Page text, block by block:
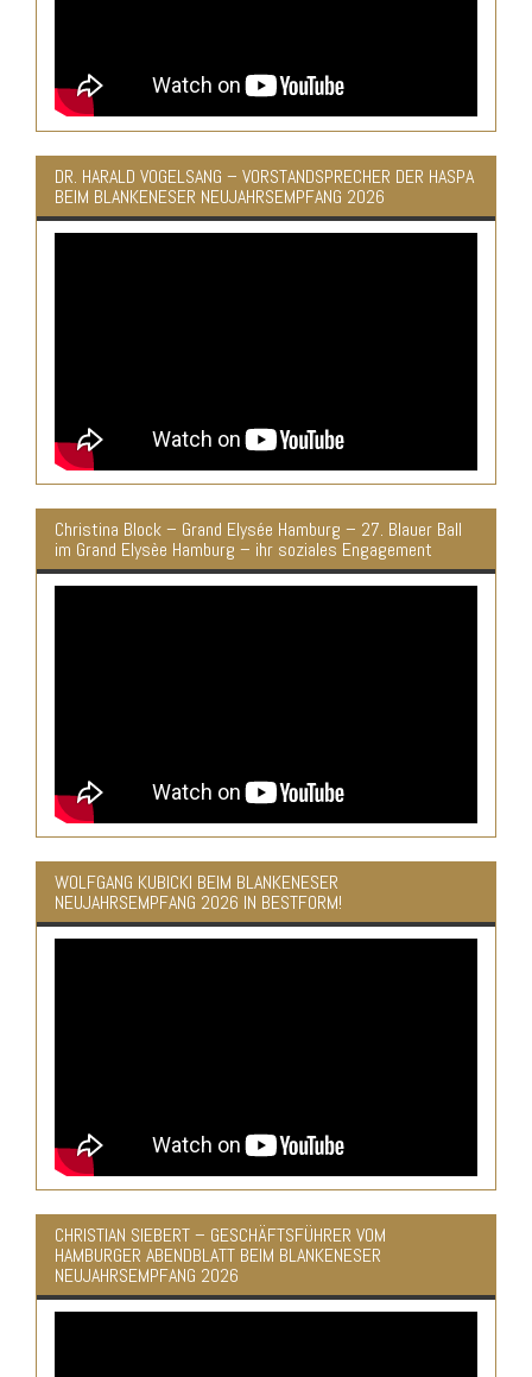
DR. HARALD VOGELSANG – VORSTANDSPRECHER DER HASPA
BEIM BLANKENESER NEUJAHRSEMPFANG 2026
Christina Block – Grand Elysée Hamburg – 27. Blauer Ball
im Grand Elysèe Hamburg – ihr soziales Engagement
WOLFGANG KUBICKI BEIM BLANKENESER
NEUJAHRSEMPFANG 2026 IN BESTFORM!
CHRISTIAN SIEBERT – GESCHÄFTSFÜHRER VOM
HAMBURGER ABENDBLATT BEIM BLANKENESER
NEUJAHRSEMPFANG 2026